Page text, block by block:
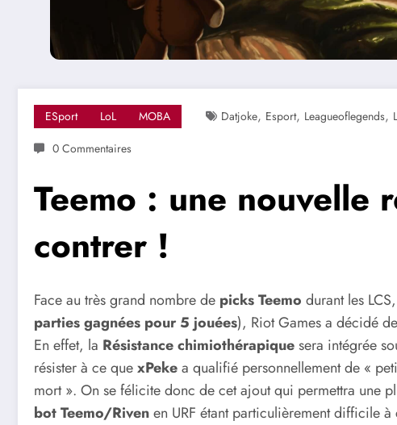
ESport LoL MOBA Datjoke, Esport, Leagueoflegends,
0 Commentaires
Teemo : une nouvelle
contrer !
Face au très grand nombre de picks Teemo durant les
parties gagnées pour 5 jouées), Riot Games a décidé
En effet, la Résistance chimiothérapiquesera intégrée
résister à ce quexPekea qualifié personnellement de «
mort ». On se félicite donc de cet ajout qui permettra une
bot Teemo/Rivenen URF étant particulièrement difficile à